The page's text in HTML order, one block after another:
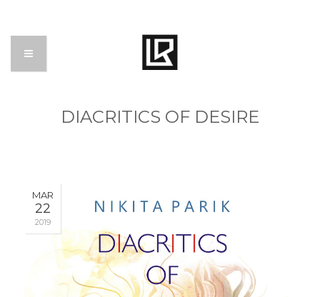
DIACRITICS OF DESIRE
MAR
22
2019